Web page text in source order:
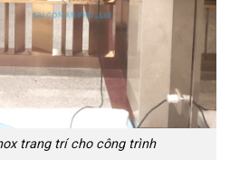
trang trí cho công trình